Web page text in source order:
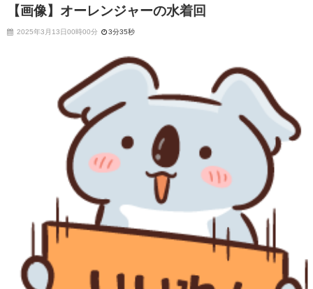
【画像】オーレンジャーの水着回
2025年3月13日00時00分 3分35秒